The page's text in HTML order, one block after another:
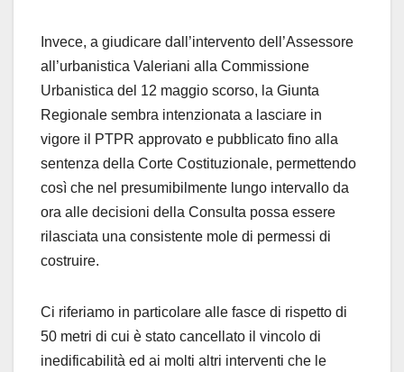
Invece, a giudicare dall’intervento dell’Assessore
all’urbanistica Valeriani alla Commissione
Urbanistica del 12 maggio scorso, la Giunta
Regionale sembra intenzionata a lasciare in
vigore il PTPR approvato e pubblicato fino alla
sentenza della Corte Costituzionale, permettendo
così che nel presumibilmente lungo intervallo da
ora alle decisioni della Consulta possa essere
rilasciata una consistente mole di permessi di
costruire.
Ci riferiamo in particolare alle fasce di rispetto di
50 metri di cui è stato cancellato il vincolo di
inedificabilità ed ai molti altri interventi che le